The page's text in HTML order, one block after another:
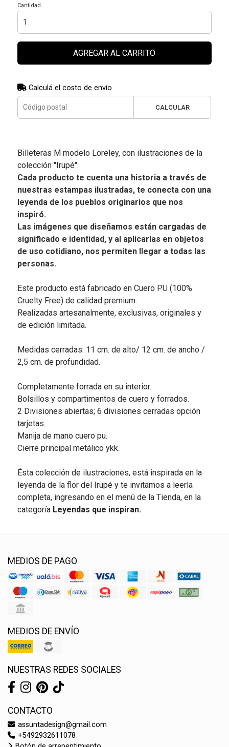
Cantidad
AGREGAR AL CARRITO
Calculá el costo de envío
CALCULAR
Billeteras M modelo Loreley, con ilustraciones de la
colección "Irupé".
Cada producto te cuenta una historia a través de
nuestras estampas ilustradas, te conecta con una
leyenda de los pueblos originarios que nos
inspiró.
Las imágenes que diseñamos están cargadas de
significado e identidad, y al aplicarlas en objetos
de uso cotidiano, nos permiten llegar a todas las
personas.
Este producto está fabricado en Cuero PU (100%
Cruelty Free) de calidad premium.
Realizadas artesanalmente, exclusivas, originales y
de edición limitada.
Medidas cerradas: 11 cm. de alto/ 12 cm. de ancho /
2,5 cm. de profundidad.
Completamente forrada en su interior.
Bolsillos y compartimentos de cuero y forrados.
2 Divisiones abiertas; 6 divisiones cerradas opción
tarjetas.
Manija de mano cuero pu.
Cierre principal metálico ykk.
Ésta colección de ilustraciones, está inspirada en la
leyenda de la flor del Irupé y te invitamos a leerla
completa, ingresando en el menú de la Tienda, en la
categoría Leyendas que inspiran.
MEDIOS DE PAGO
MEDIOS DE ENVÍO
NUESTRAS REDES SOCIALES
CONTACTO
assuntadesign@gmail.com
+5492932611078